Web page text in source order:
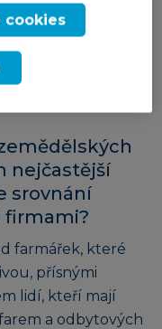
Natolik mě
s týmem zkusím
Ten projekt
– dovoz do ČR
nejčastější
srovnání
firmami?
farmářek, které
přísnými
lidí, kteří mají
a odbytových
cookies